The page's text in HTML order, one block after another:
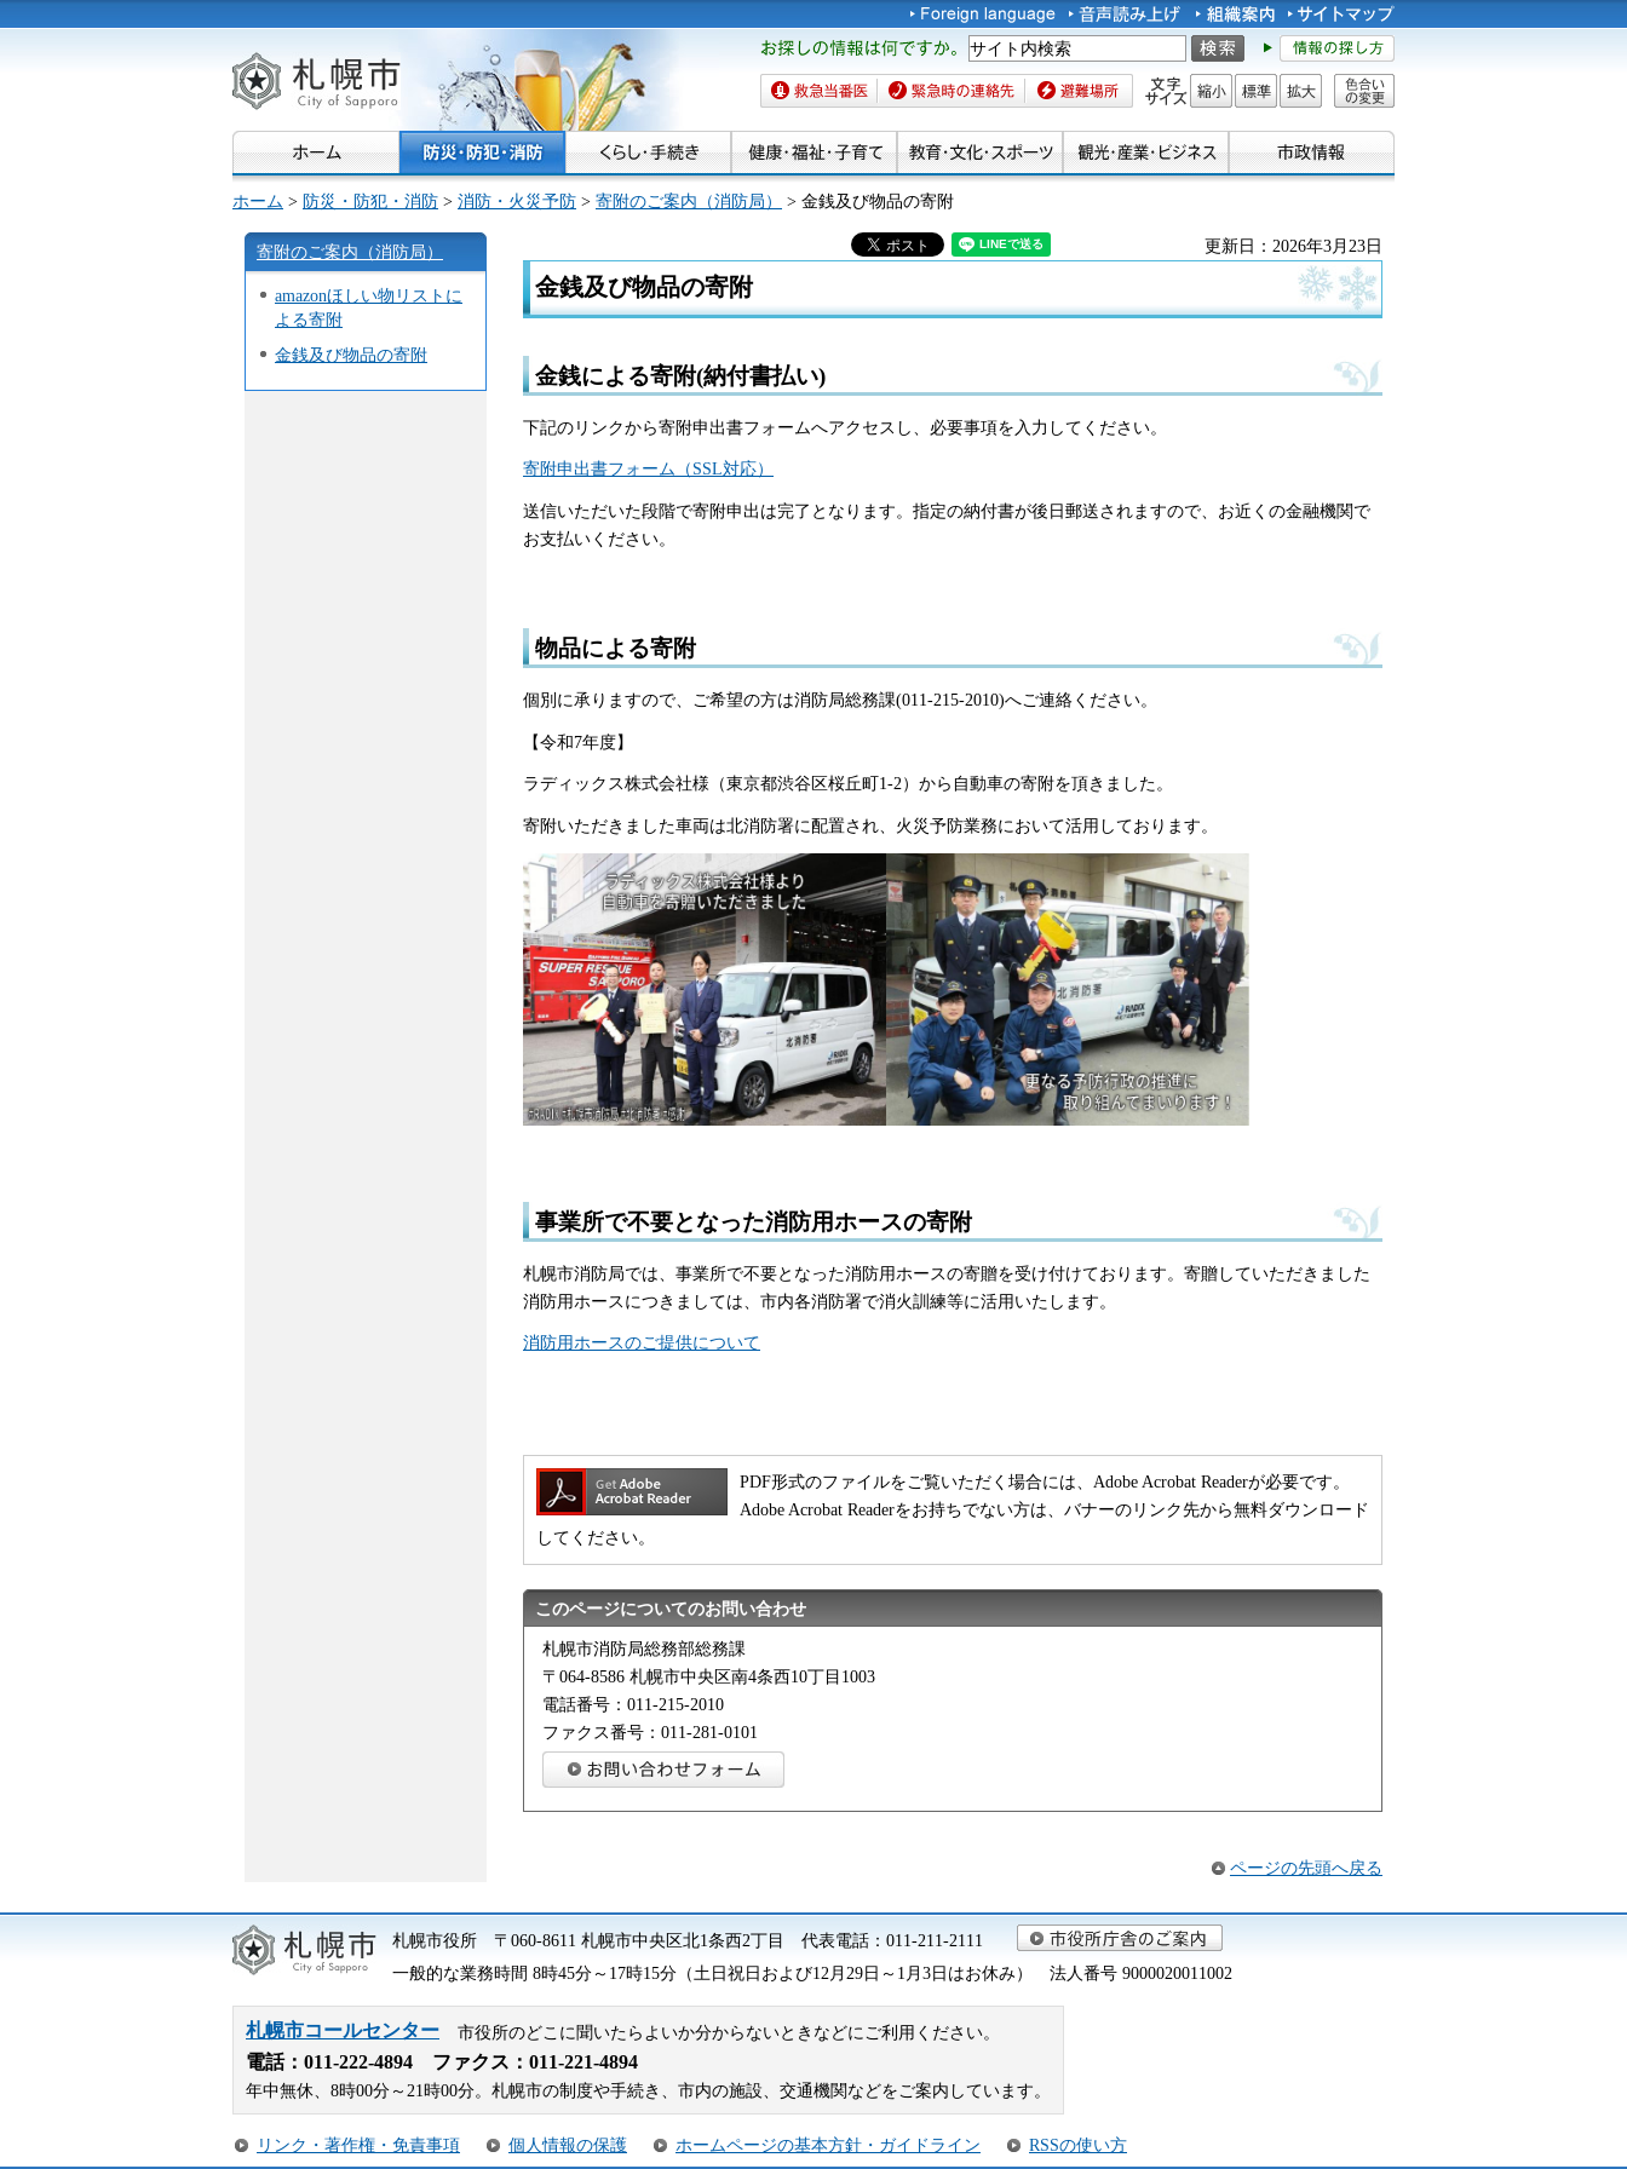
札幌市
お探しの情報は何です
か。
救急当番医 緊急時の連絡先 避難場所 文字サイズ
縮小 標準 拡大
色合い
ホーム > 防災・防犯・消防 > 消防・火災予防 > 寄附のご案内（消防局） > 金銭及び物品の寄附
寄附のご案内（消防局）
amazonほしい物リストに
よる寄附
金銭及び物品の寄附
更新日：2026年3月23日
金銭及び物品の寄附
金銭による寄附(納付書払い)
下記のリンクから寄附申出書フォームへアクセスし、必要事項を入力してください。
寄附申出書フォーム（SSL対応）
送信いただいた段階で寄附申出は完了となります。指定の納付書が後日郵送されますので、お近くの金融機関で
お支払いください。
物品による寄附
個別に承りますので、ご希望の方は消防局総務課(011-215-2010)へご連絡ください。
【令和7年度】
ラディックス株式会社様（東京都渋谷区桜丘町1-2）から自動車の寄附を頂きました。
寄附いただきました車両は北消防署に配置され、火災予防業務において活用しております。
事業所で不要となった消防用ホースの寄附
札幌市消防局では、事業所で不要となった消防用ホースの寄贈を受け付けております。寄贈していただきました
消防用ホースにつきましては、市内各消防署で消火訓練等に活用いたします。
消防用ホースのご提供について
PDF形式のファイルをご覧いただく場合には、Adobe Acrobat Readerが必要です。
Adobe Acrobat Readerをお持ちでない方は、バナーのリンク先から無料ダウンロード
してください。
このページについてのお問い合わせ
札幌市消防局総務部総務課
〒064-8586 札幌市中央区南4条西10丁目1003
電話番号：011-215-2010
ファクス番号：011-281-0101
ページの先頭へ戻る
札幌市役所 〒060-8611 札幌市中央区北1条西2丁目 代表電話：011-211-2111
一般的な業務時間 8時45分～17時15分（土日祝日および12月29日～1月3日はお休み） 法人番号 9000020011002
札幌市コールセンター 市役所のどこに聞いたらよいか分からないときなどにご利用ください。
電話： 011-222-4894 ファクス：011-221-4894
年中無休、8時00分～21時00分。札幌市の制度や手続き、市内の施設、交通機関などをご案内しています。
リンク・著作権・免責事項 個人情報の保護 ホームページの基本方針・ガイドライン RSSの使い方